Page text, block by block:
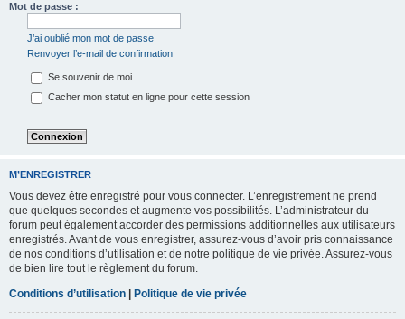
Mot de passe :
J’ai oublié mon mot de passe
Renvoyer l’e-mail de confirmation
Se souvenir de moi
Cacher mon statut en ligne pour cette session
M’ENREGISTRER
Vous devez être enregistré pour vous connecter. L’enregistrement ne prend
que quelques secondes et augmente vos possibilités. L’administrateur du
forum peut également accorder des permissions additionnelles aux utilisateurs
enregistrés. Avant de vous enregistrer, assurez-vous d’avoir pris connaissance
de nos conditions d’utilisation et de notre politique de vie privée. Assurez-vous
de bien lire tout le règlement du forum.
Conditions d’utilisation | Politique de vie privée